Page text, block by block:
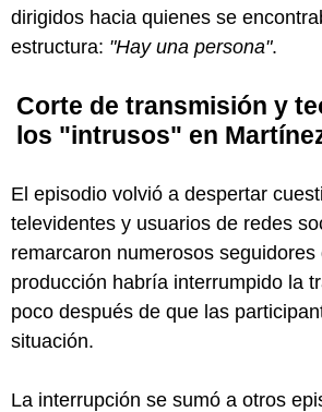
dirigidos hacia quienes se
estructura: "Hay una persona".
Corte de transmisión y
los "intrusos" en
El episodio volvió a despertar
televidentes y usuarios de redes
remarcaron numerosos
producción habría interrumpido la
poco después de que las
situación.
La interrupción se sumó a otros